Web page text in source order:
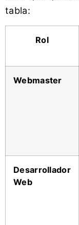
tabla:
Rol
Webmaster
Desarrollador
Web